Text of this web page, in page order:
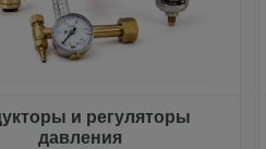
и регуляторы
давления